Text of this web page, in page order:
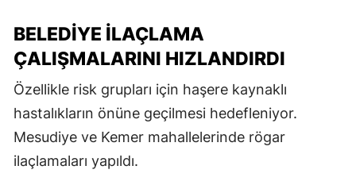
BELEDIYE İLAÇLAMA
ÇALIŞMALARINI HIZLANDIRDI
Özellikle risk grupları için haşere kaynaklı
hastalıkların önüne geçilmesi hedefleniyor.
Mesudiye ve Kemer mahallelerinde rögar
ilaçlamaları yapıldı.